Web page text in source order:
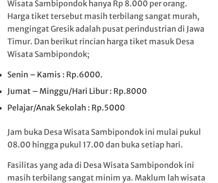
Wisata Sambipondok hanya Rp 8.000 per orang.
Harga tiket tersebut masih terbilang sangat murah,
mengingat Gresik adalah pusat perindustrian di Jawa
Timur. Dan berikut rincian harga tiket masuk Desa
Wisata Sambipondok;
Senin – Kamis : Rp.6000⁣.
Jumat – Minggu/Hari Libur : Rp.8000⁣
Pelajar/Anak Sekolah : Rp.5000
Jam buka Desa Wisata Sambipondok ini mulai pukul
08.00 hingga pukul 17.00 dan buka setiap hari.
Fasilitas yang ada di Desa Wisata Sambipondok ini
masih terbilang sangat minim ya. Maklum lah wisata